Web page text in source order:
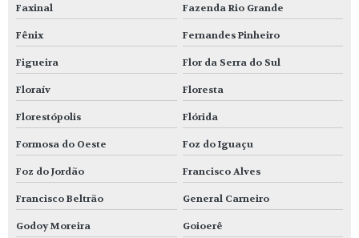
Faxinal Fazenda Rio Grande
Fênix Fernandes Pinheiro
Figueira Flor da Serra do Sul
Floraív Floresta
Florestópolis Flórida
Formosa do Oeste Foz do Iguaçu
Foz do Jordão Francisco Alves
Francisco Beltrão General Carneiro
Godoy Moreira Goioerê